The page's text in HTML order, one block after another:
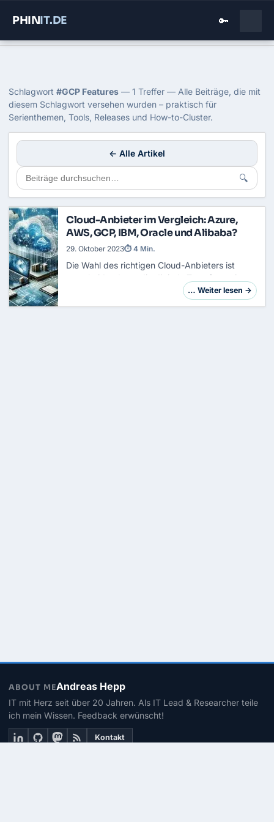
PHINIT.DE 🔑
Tag: GCP Features
Schlagwort #GCP Features — 1 Treffer — Alle Beiträge, die mit
diesem Schlagwort versehen wurden – praktisch für
Serienthemen, Tools, Releases und How-to-Cluster.
← Alle Artikel
🔍
Cloud-Anbieter im Vergleich: Azure,
AWS, GCP, IBM, Oracle und Alibaba?
Die Wahl des richtigen Cloud-Anbieters ist
entscheidend, um die digitale Transformation
Ihres Unternehmens erfolgreich zu gestalten. In
29. Oktober 2023⏱ 4 Min.
… Weiter lesen →
ABOUT MEAndreas Hepp
IT mit Herz seit über 20 Jahren. Als IT Lead & Researcher teile
ich mein Wissen. Feedback erwünscht!
Kontakt